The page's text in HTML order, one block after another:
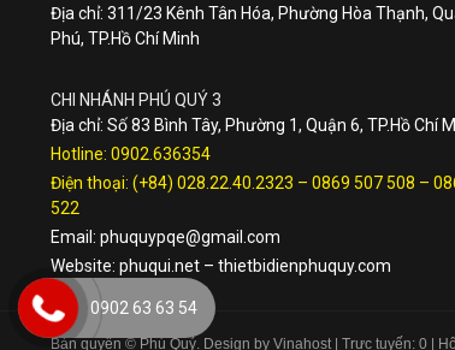
Địa chỉ: 311/23 Kênh Tân Hóa, Phường Hòa Thạnh,
Phú, TP.Hồ Chí Minh
CHI NHÁNH PHÚ QUÝ 3
Địa chỉ: Số 83 Bình Tây, Phường 1, Quận 6, TP.Hồ Chí
Hotline: 0902.636354
Điện thoại: (+84) 028.22.40.2323 – 0869 507 508 –
522
Email: phuquypqe@gmail.com
Website: phuqui.net – thietbidienphuquy.com
Bản quyền © Phú Quý. Design by Vinahost | Trực tuyến: 0 |
0902 63 63 54